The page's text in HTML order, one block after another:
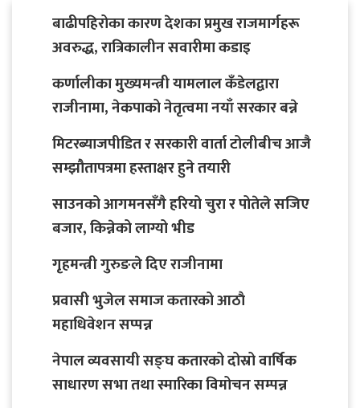
बाढीपहिरोका कारण देशका प्रमुख राजमार्गहरू
अवरुद्ध, रात्रिकालीन सवारीमा कडाइ
कर्णालीका मुख्यमन्त्री यामलाल कँडेलद्वारा
राजीनामा, नेकपाको नेतृत्वमा नयाँ सरकार बन्ने
मिटरब्याजपीडित र सरकारी वार्ता टोलीबीच आजै
सम्झौतापत्रमा हस्ताक्षर हुने तयारी
साउनको आगमनसँगै हरियो चुरा र पोतेले सजिए
बजार, किन्नेको लाग्यो भीड
गृहमन्त्री गुरुङले दिए राजीनामा
प्रवासी भुजेल समाज कतारको आठाै
महाधिवेशन सप्पन्न
नेपाल व्यवसायी सङ्घ कतारको दोस्रो वार्षिक
साधारण सभा तथा स्मारिका विमोचन सम्पन्न